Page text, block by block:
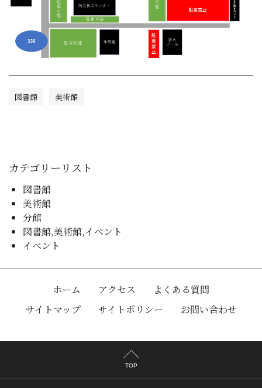
図書館 美術館
カテゴリーリスト
図書館
美術館
分館
図書館,美術館,イベント
イベント
ホーム アクセス
よくある質問
サイトマップ
サイトポリシー お問い合わせ
TOP